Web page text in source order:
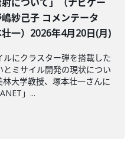
紗己子 コメンテータ
一）2026年4月20日(月)
にクラスター弾を搭載した
ミサイル開発の現状につい
大学教授、塚本壮一さんに
」...